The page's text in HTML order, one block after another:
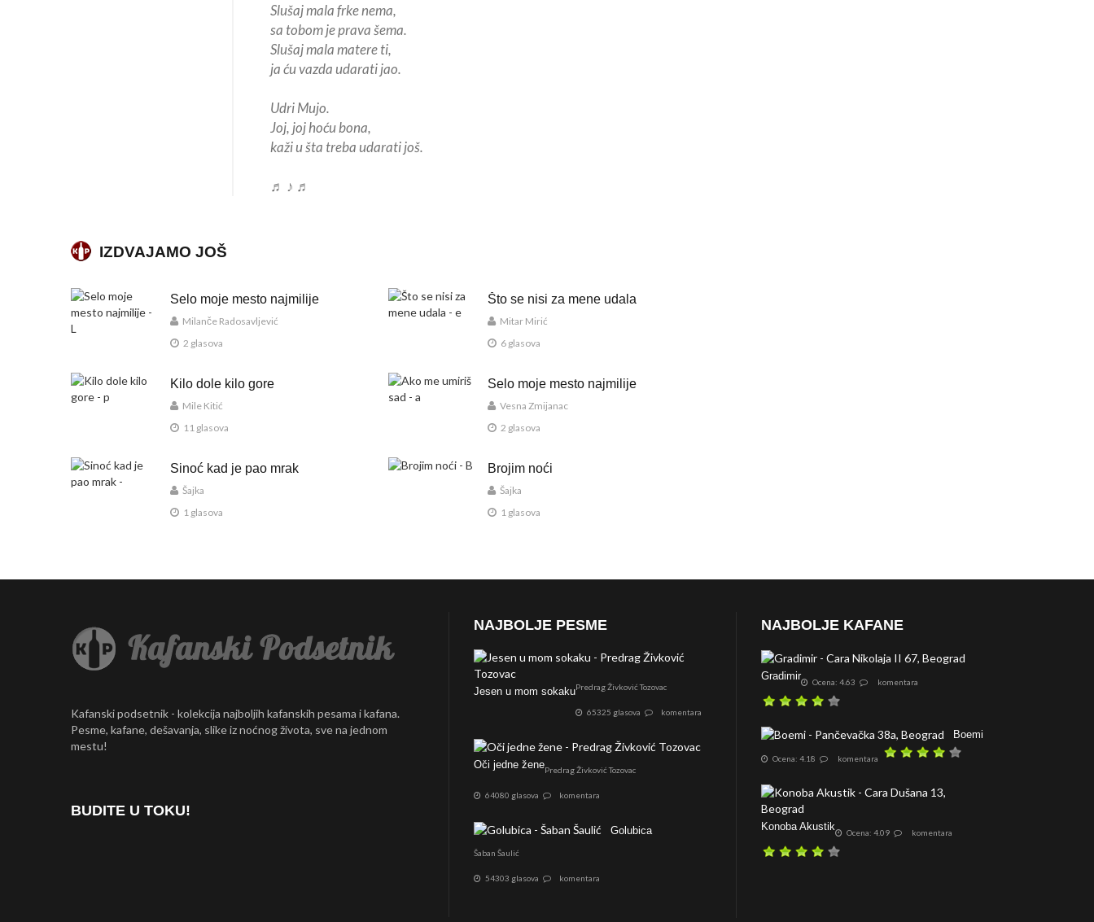
Slušaj mala frke nema,
sa tobom je prava šema.
Slušaj mala matere ti,
ja ću vazda udarati jao.
Udri Mujo.
Joj, joj hoću bona,
kaži u šta treba udarati još.
♬ ♪ ♬
IZDVAJAMO JOŠ
Selo moje mesto najmilije
Milanče Radosavljević
2 glasova
Što se nisi za mene udala
Mitar Mirić
6 glasova
Kilo dole kilo gore
Mile Kitić
11 glasova
Selo moje mesto najmilije
Vesna Zmijanac
2 glasova
Sinoć kad je pao mrak
Šajka
1 glasova
Brojim noći
Šajka
1 glasova
Kafanski podsetnik - kolekcija najboljih kafanskih pesama i kafana.
Pesme, kafane, dešavanja, slike iz noćnog života, sve na jednom
mestu!
BUDITE U TOKU!
NAJBOLJE PESME
Jesen u mom sokakuPredrag Živković Tozovac
65325 glasova komentara
Oči jedne ženePredrag Živković Tozovac
64080 glasova komentara
Golubica
Šaban Šaulić
54303 glasova komentara
NAJBOLJE KAFANE
Gradimir Ocena: 4.63 komentara
Boemi
Ocena: 4.18 komentara
Konoba Akustik Ocena: 4.09 komentara